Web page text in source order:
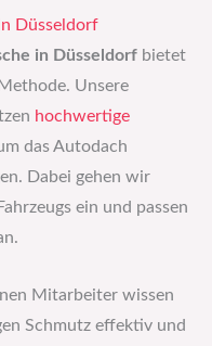
Düsseldorf
in Düsseldorf bietet
Unsere
hochwertige
das Autodach
Dabei gehen wir
ein und passen
Mitarbeiter wissen
Schmutz effektiv und